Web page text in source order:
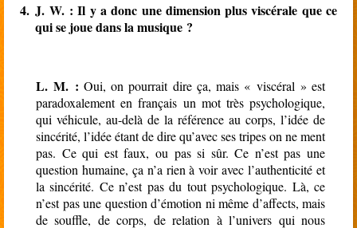
4. J. W. : Il y a donc une dimension plus viscérale que ce
qui se joue dans la musique ?
L. M. : Oui, on pourrait dire ça, mais « viscéral » est
paradoxalement en français un mot très psychologique,
qui véhicule, au-delà de la référence au corps, l’idée de
sincérité, l’idée étant de dire qu’avec ses tripes on ne ment
pas. Ce qui est faux, ou pas si sûr. Ce n’est pas une
question humaine, ça n’a rien à voir avec l’authenticité et
la sincérité. Ce n’est pas du tout psychologique. Là, ce
n’est pas une question d’émotion ni même d’affects, mais
de souffle, de corps, de relation à l’univers qui nous